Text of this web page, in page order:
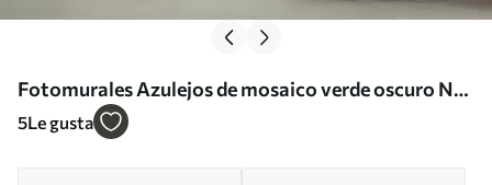
Fotomurales Azulejos de mosaico verde oscuro Nr.
u96289
5Le gusta